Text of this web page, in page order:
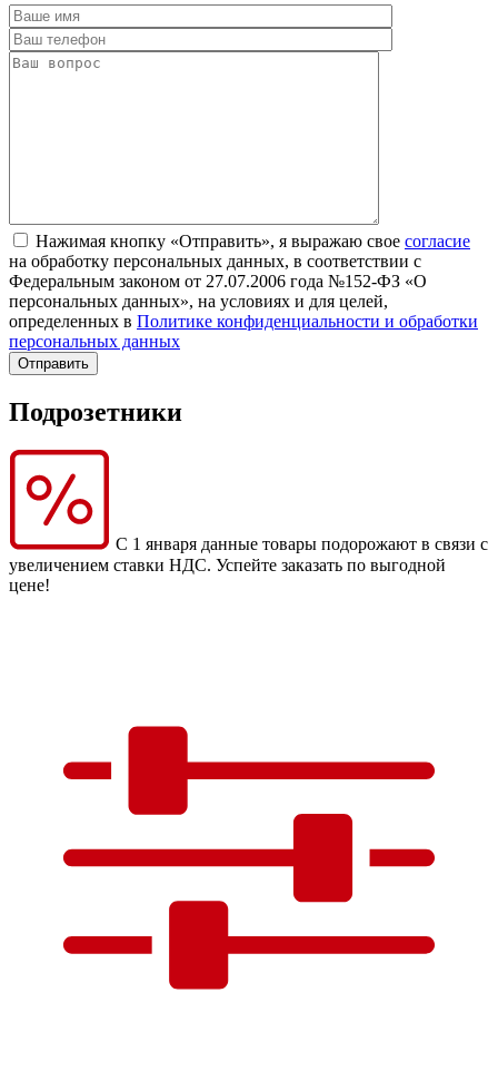
Нажимая кнопку «Отправить», я выражаю свое согласие
на обработку персональных данных, в соответствии с
Федеральным законом от 27.07.2006 года №152-ФЗ «О
персональных данных», на условиях и для целей,
определенных в Политике конфиденциальности и обработки
персональных данных
Подрозетники
С 1 января данные товары подорожают в связи с
увеличением ставки НДС. Успейте заказать по выгодной
цене!